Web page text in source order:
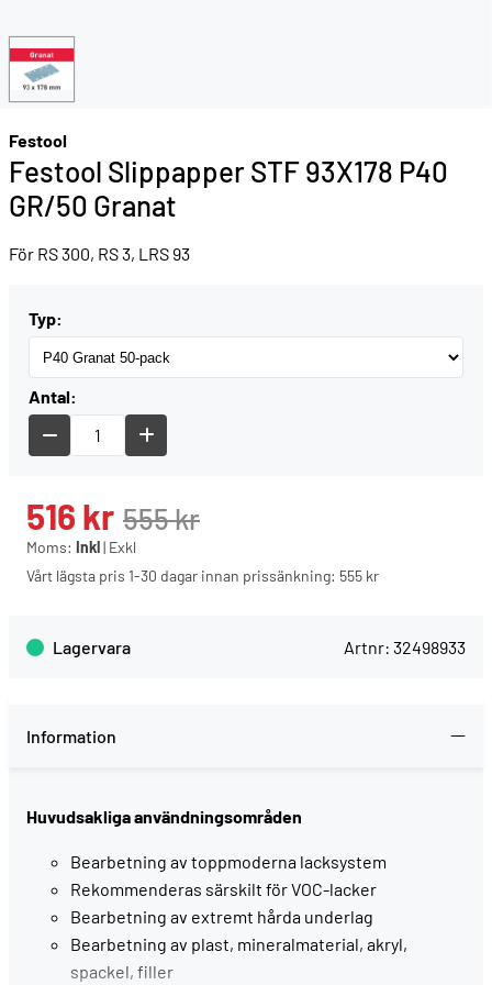
Festool
Festool Slippapper STF 93X178 P40
GR/50 Granat
För RS 300, RS 3, LRS 93
Typ:
Antal:
555kr
516 kr
Moms: Inkl| Exkl
Vårt lägsta pris 1-30 dagar innan prissänkning: 555 kr
Lagervara Artnr: 32498933
Information
Huvudsakliga användningsområden
Bearbetning av toppmoderna lacksystem
Rekommenderas särskilt för VOC-lacker
Bearbetning av extremt hårda underlag
Bearbetning av plast, mineralmaterial, akryl,
spackel, filler